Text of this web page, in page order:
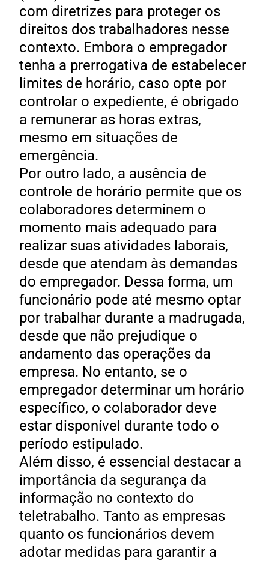
com diretrizes para proteger os
direitos dos trabalhadores nesse
contexto. Embora o empregador
tenha a prerrogativa de estabelecer
limites de horário, caso opte por
controlar o expediente, é obrigado
a remunerar as horas extras,
mesmo em situações de
emergência.
Por outro lado, a ausência de
controle de horário permite que os
colaboradores determinem o
momento mais adequado para
realizar suas atividades laborais,
desde que atendam às demandas
do empregador. Dessa forma, um
funcionário pode até mesmo optar
por trabalhar durante a madrugada,
desde que não prejudique o
andamento das operações da
empresa. No entanto, se o
empregador determinar um horário
específico, o colaborador deve
estar disponível durante todo o
período estipulado.
Além disso, é essencial destacar a
importância da segurança da
informação no contexto do
teletrabalho. Tanto as empresas
quanto os funcionários devem
adotar medidas para garantir a